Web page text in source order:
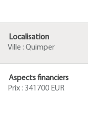
Localisation
Ville : Quimper
Aspects financiers
Prix : 341700 EUR